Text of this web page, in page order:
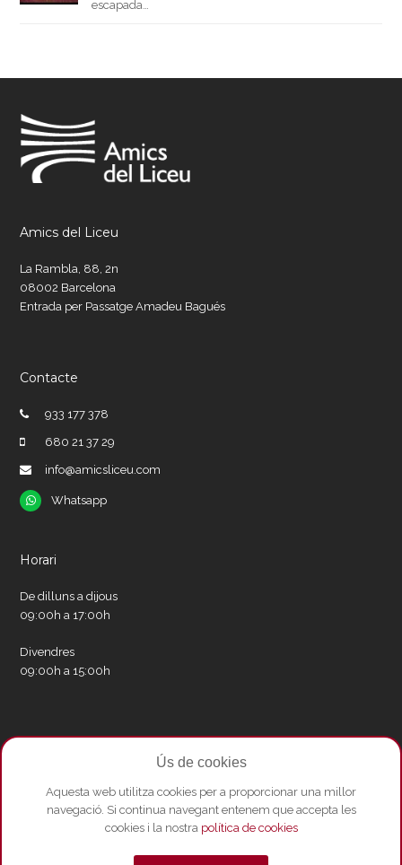
escapada…
Amics del Liceu
La Rambla, 88, 2n
08002 Barcelona
Entrada per Passatge Amadeu Bagués
Contacte
933 177 378
680 21 37 29
info@amicsliceu.com
Whatsapp
Whatsapp
Horari
De dilluns a dijous
09:00h a 17:00h
Divendres
09:00h a 15:00h
Xarxes socials
TwitterFacebookInstagram
Whatsapp
Youtube
Ús de cookies
Aquesta web utilitza cookies per a proporcionar una millor
navegació. Si continua navegant entenem que accepta les
cookies i la nostra política de cookies